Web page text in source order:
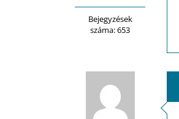
Bejegyzések
száma: 653